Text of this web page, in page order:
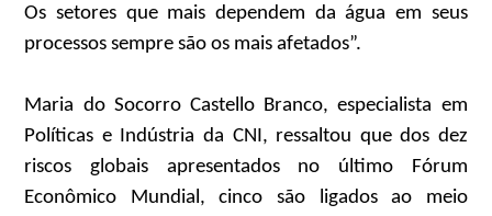
Os setores que mais dependem da água em seus
processos sempre são os mais afetados”.
Maria do Socorro Castello Branco, especialista em
Políticas e Indústria da CNI, ressaltou que dos dez
riscos globais apresentados no último Fórum
Econômico Mundial, cinco são ligados ao meio